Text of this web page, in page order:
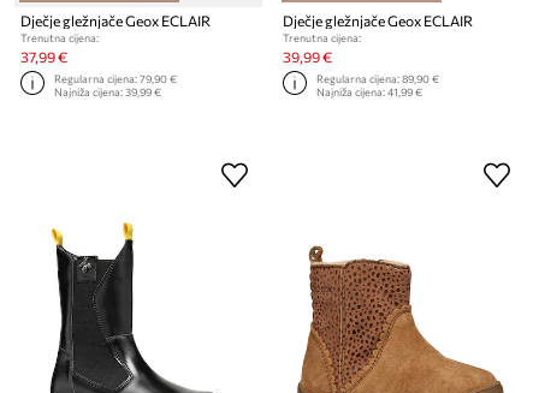
Dječje gležnjače Geox ECLAIR
Trenutna cijena:
37,99 €
Regularna cijena:79,90 €
Najniža cijena:39,99 €
Dječje gležnjače Geox ECLAIR
Trenutna cijena:
39,99 €
Regularna cijena:89,90 €
Najniža cijena:41,99 €